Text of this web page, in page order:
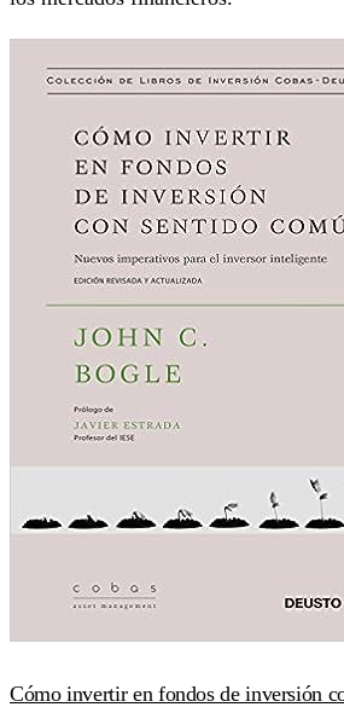
Cómo invertir en fondos de inversión